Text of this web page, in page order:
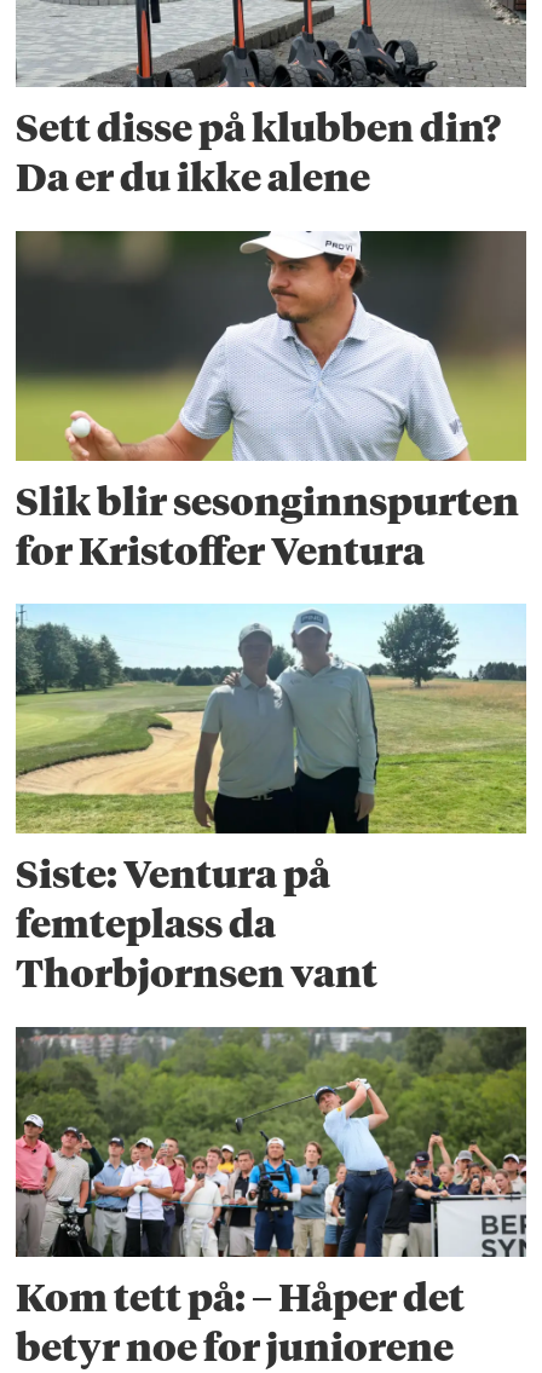
Sett disse på klubben din?
Da er du ikke alene
Slik blir sesonginnspurten
for Kristoffer Ventura
Siste: Ventura på
femteplass da
Thorbjornsen vant
Kom tett på: – Håper det
betyr noe for juniorene